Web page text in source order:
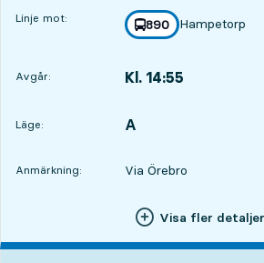
Linje mot: linje
890
mot
Hampetorp
,
Avgår: Kl. 14:55
Läge:
LÄGE, A
,
Anmärkning: Via Örebro
Visa fler detaljer